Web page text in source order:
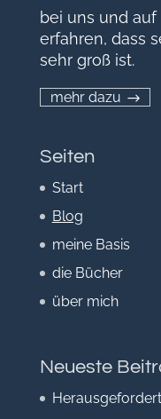
bei uns und
erfahren, dass
sehr groß ist.
mehr dazu
Seiten
Start
Blog
meine Basis
die Bücher
über mich
Neueste
Herausgefordert